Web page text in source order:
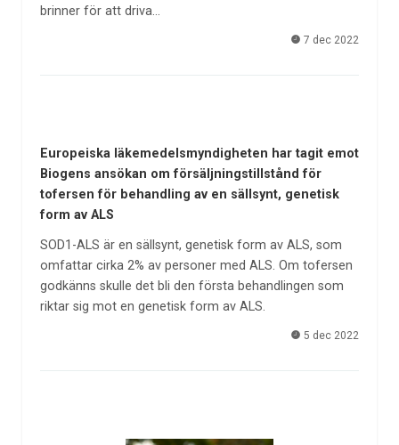
brinner för att driva…
7 dec 2022
Europeiska läkemedelsmyndigheten har tagit emot
Biogens ansökan om försäljningstillstånd för
tofersen för behandling av en sällsynt, genetisk
form av ALS
SOD1-ALS är en sällsynt, genetisk form av ALS, som
omfattar cirka 2% av personer med ALS. Om tofersen
godkänns skulle det bli den första behandlingen som
riktar sig mot en genetisk form av ALS.
5 dec 2022